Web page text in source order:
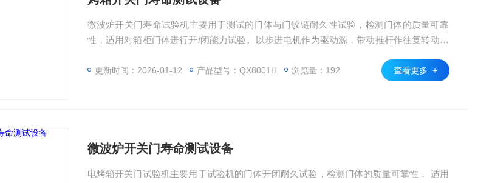
微波炉开关门寿命试验机主要用于测试的门体与门铰链耐久性试验，检测门体的质量可靠
性，适用对箱柜门体进行开/闭能力试验。以步进电机作为驱动源，带动推杆作往复转动运
开关门的动作。通过PLC控制对产品进行上下开门测试动作，配合灵活多变的夹具,可满足
更新时间：2026-01-12 产品型号：QX8001H 浏览量：192 查看更多 +
微波炉开关门寿命测试设备
电烤箱开关门试验机主要用于试验机的门体开闭耐久试验，检测门体的质量可靠性， 适用